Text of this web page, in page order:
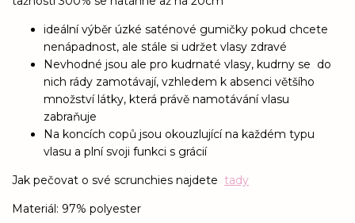
ideální výběr úzké saténové gumičky pokud chcete
nenápadnost, ale stále si udržet vlasy zdravé
Nevhodné jsou ale pro kudrnaté vlasy, kudrny se do
nich rády zamotávají, vzhledem k absenci většího
množství látky, která právě namotávání vlasu
zabraňuje
Na koncích copů jsou okouzlující na každém typu
vlasu a plní svoji funkci s grácií
Jak pečovat o své scrunchies najdete tady
Materiál: 97% polyester